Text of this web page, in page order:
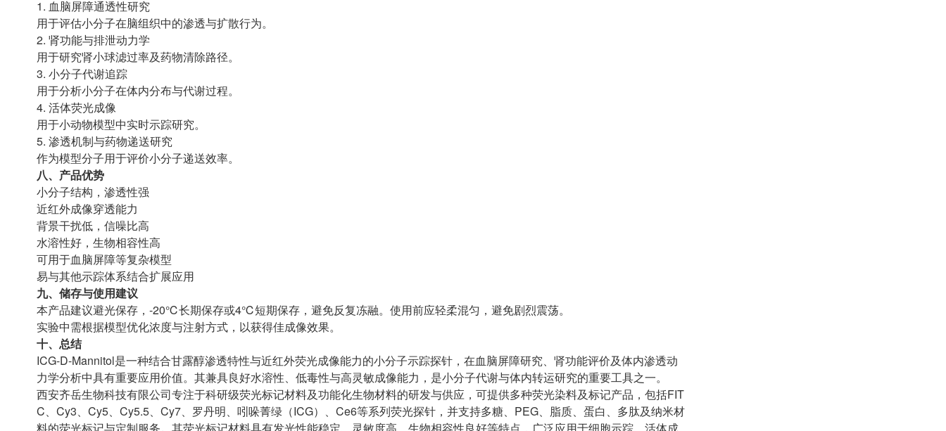
1. 血脑屏障通透性研究
用于评估小分子在脑组织中的渗透与扩散行为。
2. 肾功能与排泄动力学
用于研究肾小球滤过率及药物清除路径。
3. 小分子代谢追踪
用于分析小分子在体内分布与代谢过程。
4. 活体荧光成像
用于小动物模型中实时示踪研究。
5. 渗透机制与药物递送研究
作为模型分子用于评价小分子递送效率。
八、产品优势
小分子结构，渗透性强
近红外成像穿透能力
背景干扰低，信噪比高
水溶性好，生物相容性高
可用于血脑屏障等复杂模型
易与其他示踪体系结合扩展应用
九、储存与使用建议
本产品建议避光保存，-20℃长期保存或4℃短期保存，避免反复冻融。使用前应轻柔混匀，避免剧烈震荡。
实验中需根据模型优化浓度与注射方式，以获得佳成像效果。
十、总结
ICG-D-Mannitol是一种结合甘露醇渗透特性与近红外荧光成像能力的小分子示踪探针，在血脑屏障研究、肾功能评价及体内渗透动
力学分析中具有重要应用价值。其兼具良好水溶性、低毒性与高灵敏成像能力，是小分子代谢与体内转运研究的重要工具之一。
西安齐岳生物科技有限公司专注于科研级荧光标记材料及功能化生物材料的研发与供应，可提供多种荧光染料及标记产品，包括FIT
C、Cy3、Cy5、Cy5.5、Cy7、罗丹明、吲哚菁绿（ICG）、Ce6等系列荧光探针，并支持多糖、PEG、脂质、蛋白、多肽及纳米材